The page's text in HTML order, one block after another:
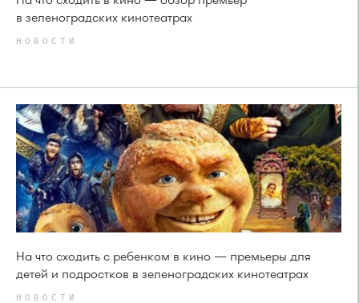
в зеленоградских кинотеатрах
НОВОСТИ
На что сходить с ребенком в кино — премьеры для
детей и подростков в зеленоградских кинотеатрах
НОВОСТИ